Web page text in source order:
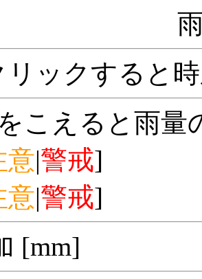
リックすると
こえると雨量
意|警戒]
意|警戒]
[mm]